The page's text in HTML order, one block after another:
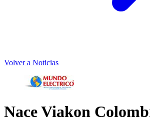
Volver a Noticias
Nace Viakon